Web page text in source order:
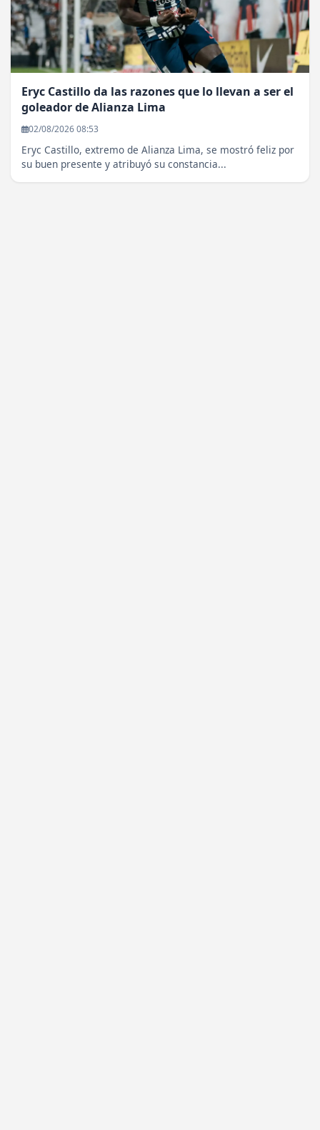
Eryc Castillo da las razones que lo llevan a ser el
goleador de Alianza Lima
02/08/2026 08:53
Eryc Castillo, extremo de Alianza Lima, se mostró feliz por
su buen presente y atribuyó su constancia...